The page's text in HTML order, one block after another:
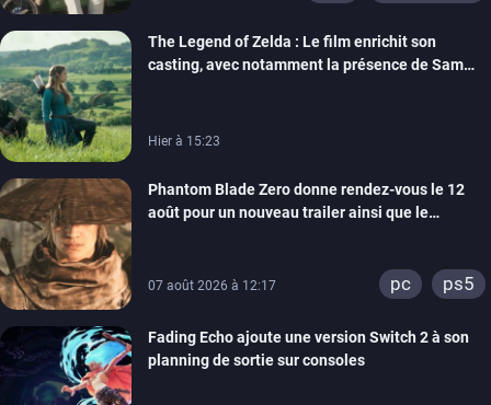
The Legend of Zelda : Le film enrichit son
casting, avec notamment la présence de Sam
Hier à 15:23
Phantom Blade Zero donne rendez-vous le 12
août pour un nouveau trailer ainsi que le
07 août 2026 à 12:17 pc ps5
Fading Echo ajoute une version Switch 2 à son
planning de sortie sur consoles